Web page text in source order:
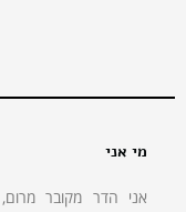
מי אני
אני הדר מקובר